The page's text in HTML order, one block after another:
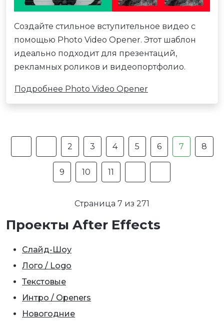
Создайте стильное вступительное видео с
помощью Photo Video Opener. Этот шаблон
идеально подходит для презентаций,
рекламных роликов и видеопортфолио.
Подробнее Photo Video Opener
2 3 4 5 6 7 8
9 10 11
Страница 7 из 271
Проекты After Effects
Слайд-Шоу
Лого / Logo
Текстовые
Интро / Openers
Новогодние